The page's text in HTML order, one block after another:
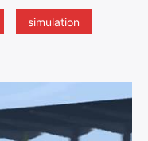
simulation